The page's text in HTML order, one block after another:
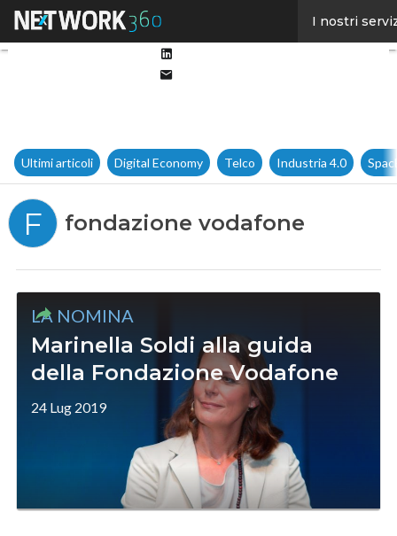
I nostri
Ultimi articoli Digital Economy Telco Industria 4.0
F fondazione vodafone
LA NOMINA
Marinella Soldi alla guida
della Fondazione Vodafone
24 Lug 2019